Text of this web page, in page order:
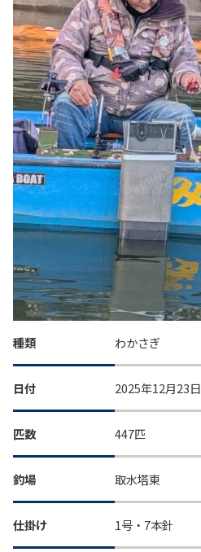
種類 わかさぎ
日付 2025年12月23日
匹数 447匹
釣場 取水塔東
仕掛け 1号・7本針